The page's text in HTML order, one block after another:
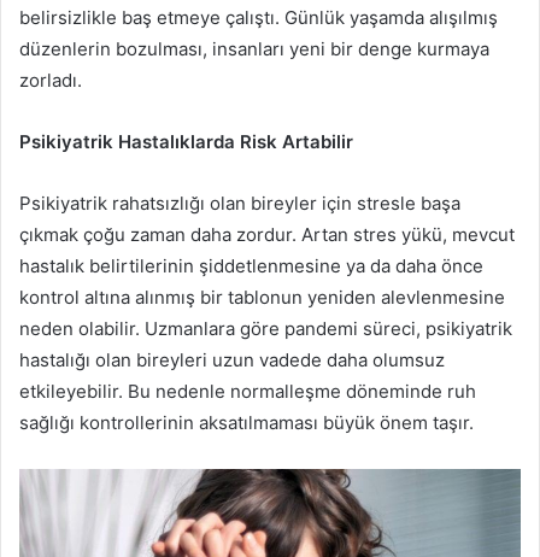
belirsizlikle baş etmeye çalıştı. Günlük yaşamda alışılmış
düzenlerin bozulması, insanları yeni bir denge kurmaya
zorladı.
Psikiyatrik Hastalıklarda Risk Artabilir
Psikiyatrik rahatsızlığı olan bireyler için stresle başa
çıkmak çoğu zaman daha zordur. Artan stres yükü, mevcut
hastalık belirtilerinin şiddetlenmesine ya da daha önce
kontrol altına alınmış bir tablonun yeniden alevlenmesine
neden olabilir. Uzmanlara göre pandemi süreci, psikiyatrik
hastalığı olan bireyleri uzun vadede daha olumsuz
etkileyebilir. Bu nedenle normalleşme döneminde ruh
sağlığı kontrollerinin aksatılmaması büyük önem taşır.